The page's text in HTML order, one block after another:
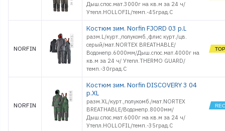
Дыш.спос.мат.3000г на кв.м за 24 ч/
Утепл.HOLLOFIL/темп.-45град.С
NORFIN
Костюм зим. Norfin FJORD 03 р.L
разм.L/курт.,полукомб.,флис курт./цв.
серый/мат.NORTEX BREATHABLE/
Водонепр.6000мм/Дыш.спос.мат.4000г на
кв.м за 24 ч/ Утепл.THERMO GUARD/
темп.-30град.С
NORFIN
Костюм зим. Norfin DISCOVERY 3 04
р.XL
разм.XL/курт.,полукомб./мат.NORTEX
BREATHABLE/Водонепр.8000мм/
Дыш.спос.мат.6000г на кв.м за 24 ч/
Утепл.HOLLOFIL/темп.-35град.С